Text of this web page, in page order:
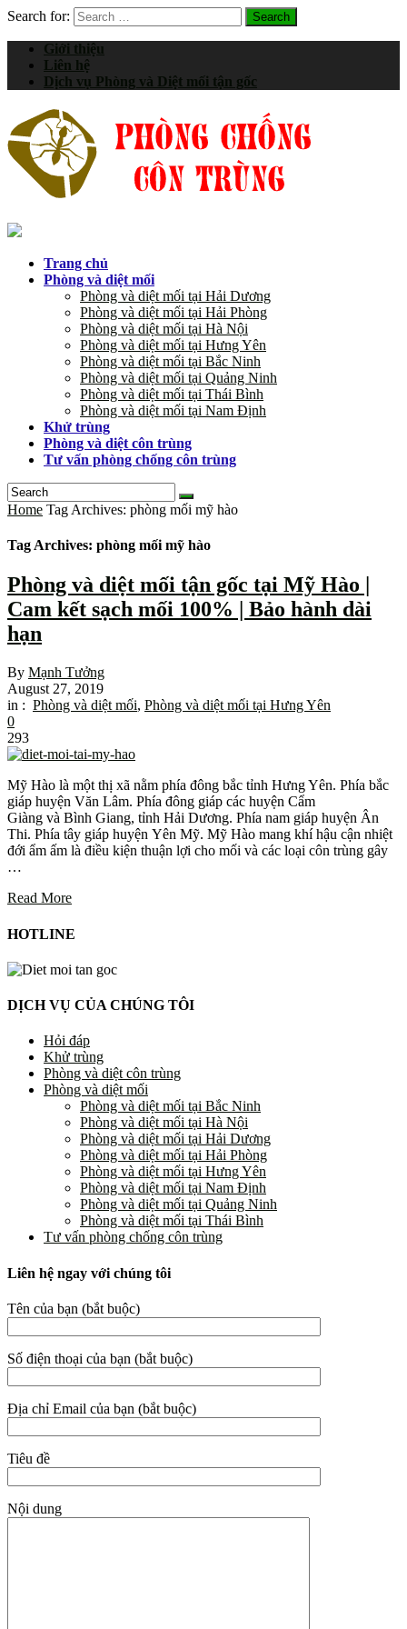
Search for:
Giới thiệu
Liên hệ
Dịch vụ Phòng và Diệt mối tận gốc
Trang chủ
Phòng và diệt mối
Phòng và diệt mối tại Hải Dương
Phòng và diệt mối tại Hải Phòng
Phòng và diệt mối tại Hà Nội
Phòng và diệt mối tại Hưng Yên
Phòng và diệt mối tại Bắc Ninh
Phòng và diệt mối tại Quảng Ninh
Phòng và diệt mối tại Thái Bình
Phòng và diệt mối tại Nam Định
Khử trùng
Phòng và diệt côn trùng
Tư vấn phòng chống côn trùng
Home Tag Archives: phòng mối mỹ hào
Tag Archives: phòng mối mỹ hào
Phòng và diệt mối tận gốc tại Mỹ Hào |
Cam kết sạch mối 100% | Bảo hành dài
hạn
By Mạnh Tưởng
August 27, 2019
in : Phòng và diệt mối, Phòng và diệt mối tại Hưng Yên
0
293
Mỹ Hào là một thị xã nằm phía đông bắc tỉnh Hưng Yên. Phía bắc
giáp huyện Văn Lâm. Phía đông giáp các huyện Cẩm
Giàng và Bình Giang, tỉnh Hải Dương. Phía nam giáp huyện Ân
Thi. Phía tây giáp huyện Yên Mỹ. Mỹ Hào mang khí hậu cận nhiệt
đới ẩm ấm là điều kiện thuận lợi cho mối và các loại côn trùng gây
…
Read More
HOTLINE
DỊCH VỤ CỦA CHÚNG TÔI
Hỏi đáp
Khử trùng
Phòng và diệt côn trùng
Phòng và diệt mối
Phòng và diệt mối tại Bắc Ninh
Phòng và diệt mối tại Hà Nội
Phòng và diệt mối tại Hải Dương
Phòng và diệt mối tại Hải Phòng
Phòng và diệt mối tại Hưng Yên
Phòng và diệt mối tại Nam Định
Phòng và diệt mối tại Quảng Ninh
Phòng và diệt mối tại Thái Bình
Tư vấn phòng chống côn trùng
Liên hệ ngay với chúng tôi
Tên của bạn (bắt buộc)
Số điện thoại của bạn (bắt buộc)
Địa chỉ Email của bạn (bắt buộc)
Tiêu đề
Nội dung